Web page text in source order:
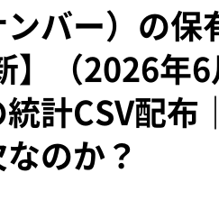
バー）の保
】（2026年
計CSV配布
のか？